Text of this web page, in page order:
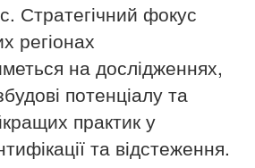
Стратегічний фокус
регіонах
на дослідженнях,
потенціалу та
практик у
та відстеження.